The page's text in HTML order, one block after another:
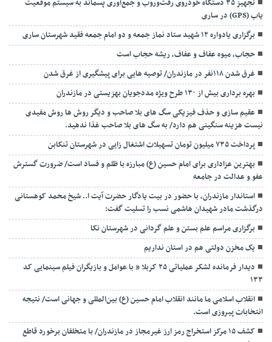
تجهیز ۳۵ دستگاه خودروی رفت‌وروب و جمع‌آوری پسماند به سیستم موقعیت
یاب (GPS) در ساری
برگزاری یادواره ۱۲ شهید ستاد نماز جمعه و دو امام جمعه فقید شهرستان ساری
حجاب، میوه عفاف و عفاف، ریشه حجاب است
غرق شدن ۱۱۸نفر در مازندران/ توصيه هايی برای پيشگيری از غرق شدن
بهره برداری بیش از ۱۳۰ طرح ویژه مددجویان بهزیستی در مازندران
عقیم سازی و حذف فیزیکی سگ های بلا صاحب و دیگر روش ها روش مفیدی
نیست هزینه سنگینی هم دارد/ به سگ های بلا صاحب غذا ندهید.
پرداخت ۷۳۵ میلیون تومان تسهیلات اشتغال زایی در شهرستان تنکابن
بهترین عزاداری برای امام حسین (ع) مبارزه با ظلم و فساد است/ ضرورت گسترش
عفو و عدالت در جامعه
استاندار مازندران، با حضور در بیت یادگار حضرت آیت ا.. شیخ محمد کوهستانی
درگذشت مادر شهیدان هاشمی نسب را تسلیت گفت:
برگزاری مراسم علم بستن و علم گردانی در شهرستان نکا
یک مخزن دولتی هم در استان نداریم
دیدار فرمانده لشکر عملیاتی ۲۵ کربلا ” با عوامل و بازیگران فیلم سینمایی کد
۱۳۳
انقلاب اسلامی ما مانند انقلاب امام حسین (ع) بین‌المللی و جهانی است/ نتیجه
انتخابات پیروزی است.
کشف ۱۵ مرکز استخراج رمز ارز غیرمجاز در مازندران/ با متخلفان برخورد قاطع